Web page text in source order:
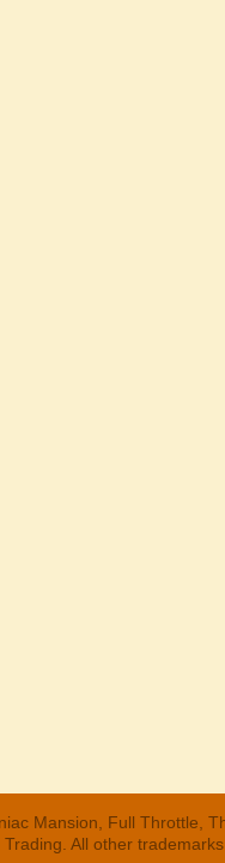
Mansion, Full Throttle,
All other